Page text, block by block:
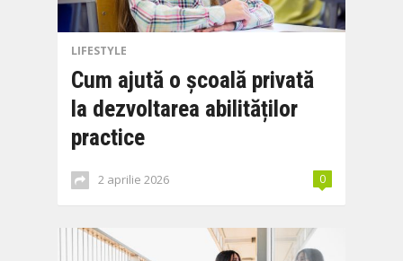
LIFESTYLE
Cum ajută o școală privată
la dezvoltarea abilităților
practice
2 aprilie 2026 0